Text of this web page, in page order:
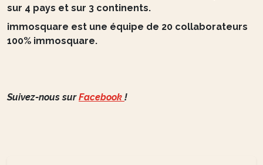
sur 4 pays et sur 3 continents.
immosquare est une équipe de 20 collaborateurs
100% immosquare.
Suivez-nous surFacebook !